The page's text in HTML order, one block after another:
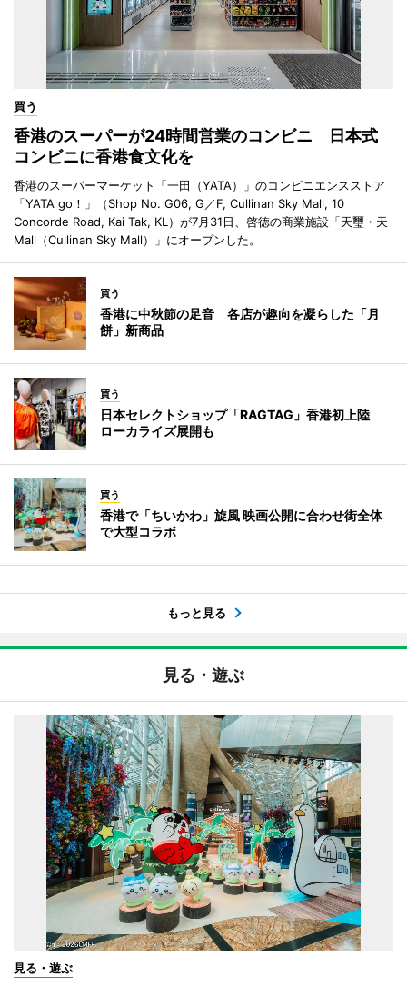
買う
香港のスーパーが24時間営業のコンビニ 日本式
コンビニに香港食文化を
香港のスーパーマーケット「一田（YATA）」のコンビニエンスストア
「YATA go！」（Shop No. G06, G／F, Cullinan Sky Mall, 10
Concorde Road, Kai Tak, KL）が7月31日、啓徳の商業施設「天璽・天
Mall（Cullinan Sky Mall）」にオープンした。
買う
香港に中秋節の足音 各店が趣向を凝らした「月
餅」新商品
買う
日本セレクトショップ「RAGTAG」香港初上陸
ローカライズ展開も
買う
香港で「ちいかわ」旋風 映画公開に合わせ街全体
で大型コラボ
もっと見る
見る・遊ぶ
見る・遊ぶ